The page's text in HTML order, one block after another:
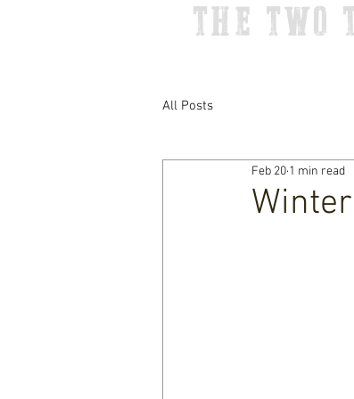
THE TWO
All Posts
Feb 20 1 min read